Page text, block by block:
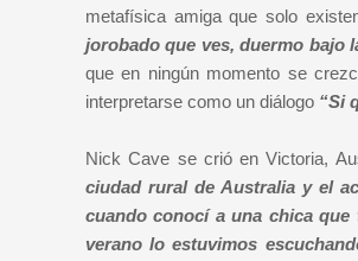
metafísica amiga que solo
jorobado que ves, duermo bajo
que en ningún momento se
interpretarse como un diálogo “Si
Nick Cave se crió en Victoria,
ciudad rural de Australia y el
cuando conocí a una chica
verano lo estuvimos